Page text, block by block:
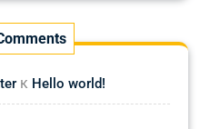
к Hello world!